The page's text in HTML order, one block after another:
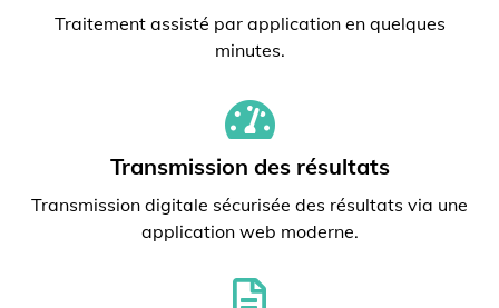
Traitement assisté par application en quelques
minutes.
Transmission des résultats
Transmission digitale sécurisée des résultats via une
application web moderne.